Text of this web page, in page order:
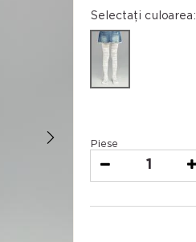
Selectați culoarea:
Piese
1